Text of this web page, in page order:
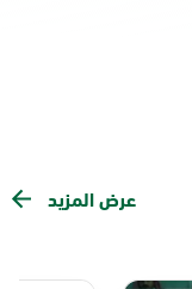
عرض المزيد